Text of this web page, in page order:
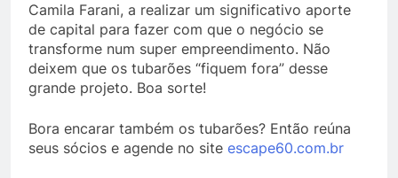
Camila Farani, a realizar um significativo aporte
de capital para fazer com que o negócio se
transforme num super empreendimento. Não
deixem que os tubarões “fiquem fora” desse
grande projeto. Boa sorte!
Bora encarar também os tubarões? Então reúna
seus sócios e agende no site escape60.com.br